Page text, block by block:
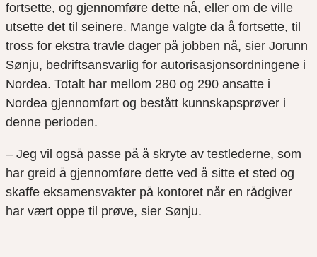
fortsette, og gjennomføre dette nå, eller om de ville
utsette det til seinere. Mange valgte da å fortsette, til
tross for ekstra travle dager på jobben nå, sier Jorunn
Sønju, bedriftsansvarlig for autorisasjonsordningene i
Nordea. Totalt har mellom 280 og 290 ansatte i
Nordea gjennomført og bestått kunnskapsprøver i
denne perioden.
– Jeg vil også passe på å skryte av testlederne, som
har greid å gjennomføre dette ved å sitte et sted og
skaffe eksamensvakter på kontoret når en rådgiver
har vært oppe til prøve, sier Sønju.